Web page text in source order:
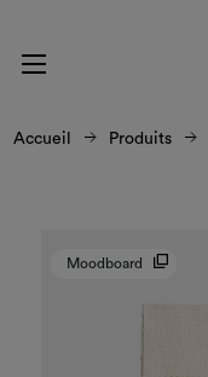
Accueil Produits
Moodboard